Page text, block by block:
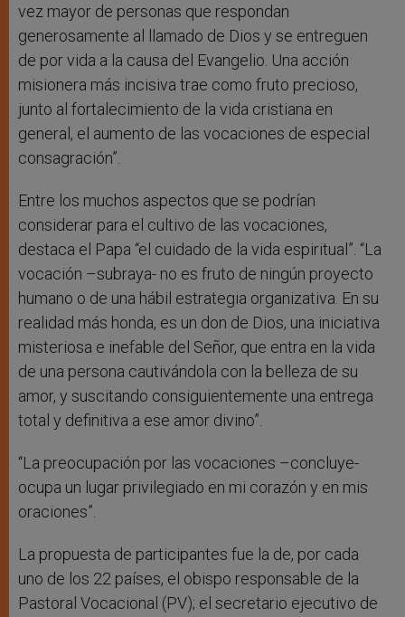
vez mayor de personas que respondan
generosamente al llamado de Dios y se entreguen
de por vida a la causa del Evangelio. Una acción
misionera más incisiva trae como fruto precioso,
junto al fortalecimiento de la vida cristiana en
general, el aumento de las vocaciones de especial
consagración”.
Entre los muchos aspectos que se podrían
considerar para el cultivo de las vocaciones,
destaca el Papa “el cuidado de la vida espiritual”. “La
vocación –subraya- no es fruto de ningún proyecto
humano o de una hábil estrategia organizativa. En su
realidad más honda, es un don de Dios, una iniciativa
misteriosa e inefable del Señor, que entra en la vida
de una persona cautivándola con la belleza de su
amor, y suscitando consiguientemente una entrega
total y definitiva a ese amor divino”.
“La preocupación por las vocaciones –concluye-
ocupa un lugar privilegiado en mi corazón y en mis
oraciones”.
La propuesta de participantes fue la de, por cada
uno de los 22 países, el obispo responsable de la
Pastoral Vocacional (PV); el secretario ejecutivo de